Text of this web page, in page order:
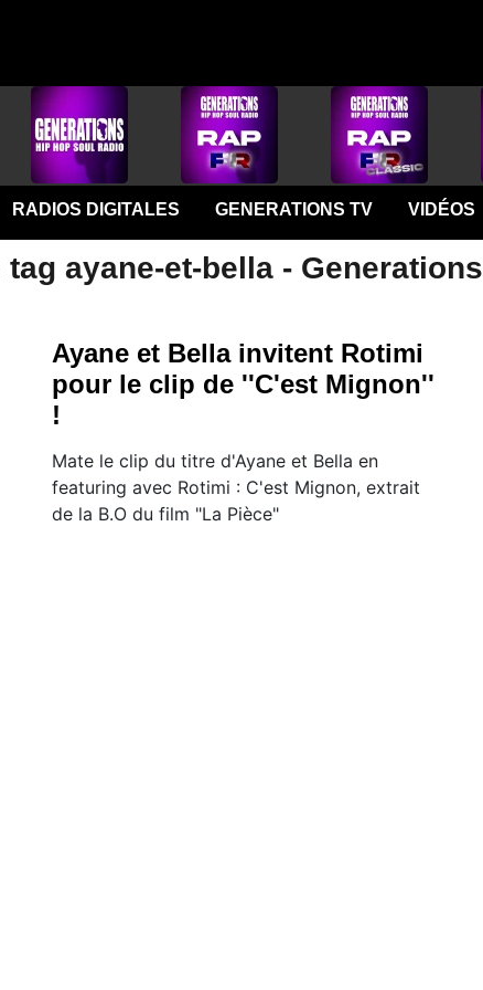
RADIOS DIGITALES GENERATIONS TV VIDÉOS
ayane-et-bella - Generations
Ayane et Bella invitent Rotimi
pour le clip de ''C'est Mignon''
!
Mate le clip du titre d'Ayane et Bella en
featuring avec Rotimi : C'est Mignon, extrait
de la B.O du film "La Pièce"